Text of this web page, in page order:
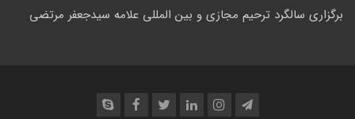
برگزاری سالگرد ترحیم مجازی و بین المللی علامه سیدجعفر مرتضی